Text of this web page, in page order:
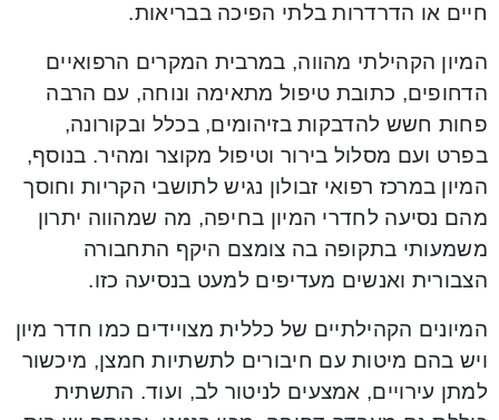
חיים או הדרדרות בלתי הפיכה בבריאות.
המיון הקהילתי מהווה, במרבית המקרים הרפואיים
הדחופים, כתובת טיפול מתאימה ונוחה, עם הרבה
פחות חשש להדבקות בזיהומים, בכלל ובקורונה,
בפרט ועם מסלול בירור וטיפול מקוצר ומהיר. בנוסף,
המיון במרכז רפואי זבולון נגיש לתושבי הקריות וחוסך
מהם נסיעה לחדרי המיון בחיפה, מה שמהווה יתרון
משמעותי בתקופה בה צומצם היקף התחבורה
הצבורית ואנשים מעדיפים למעט בנסיעה כזו.
המיונים הקהילתיים של כללית מצויידים כמו חדר מיון
ויש בהם מיטות עם חיבורים לתשתיות חמצן, מיכשור
למתן עירויים, אמצעים לניטור לב, ועוד. התשתית